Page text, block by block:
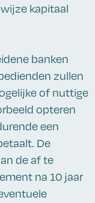
kapitaal
banken
zullen
of nuttige
opteren
een
De
de af te
na 10 jaar